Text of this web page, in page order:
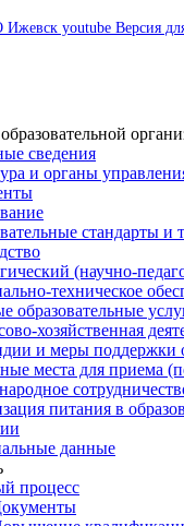
Версия
сведения
и органы
стандарты и
(научно-
техническое
образовательные
хозяйственная
и меры поддержки
места для приема
питания в
данные
процесс